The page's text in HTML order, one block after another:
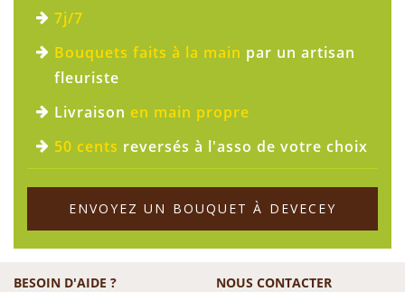
7j/7
Bouquets faits à la main par un artisan
fleuriste
Livraison en main propre
50 cents reversés à l'asso de votre choix
ENVOYEZ UN BOUQUET À DEVECEY
BESOIN D'AIDE ? NOUS CONTACTER